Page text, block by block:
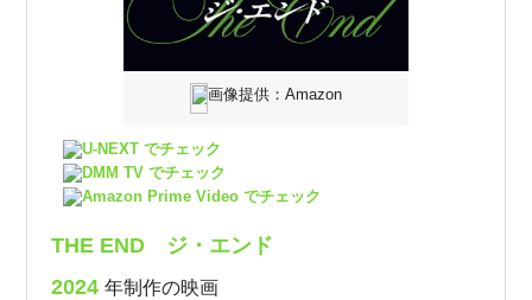
画像提供：Amazon
U-NEXT でチェック
DMM TV でチェック
Amazon Prime Video でチェック
THE END ジ・エンド
2024年制作の映画